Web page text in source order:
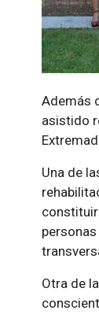
Además
asistido
Una de
Otra de